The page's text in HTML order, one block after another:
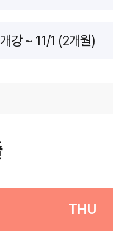
강 ~ 11/1 (2개월)
THU